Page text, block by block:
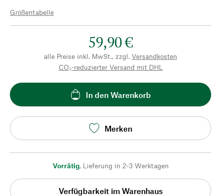
Größentabelle
59,90 €
alle Preise inkl. MwSt., zzgl. Versandkosten
CO₂-reduzierter Versand mit DHL
In den Warenkorb
Merken
Vorrätig, Lieferung in 2-3 Werktagen
Verfügbarkeit im Warenhaus